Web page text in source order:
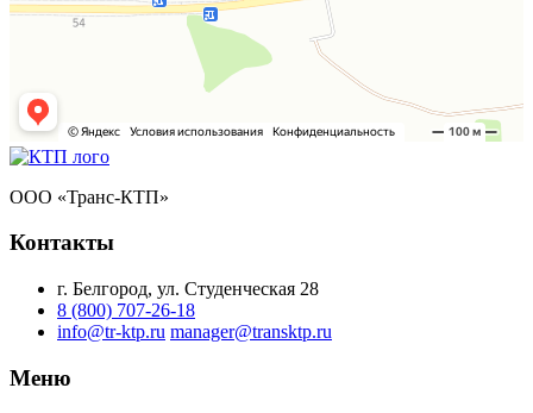
ООО «Транс-КТП»
Контакты
г. Белгород, ул. Студенческая 28
8 (800) 707-26-18
info@tr-ktp.ru manager@transktp.ru
Меню